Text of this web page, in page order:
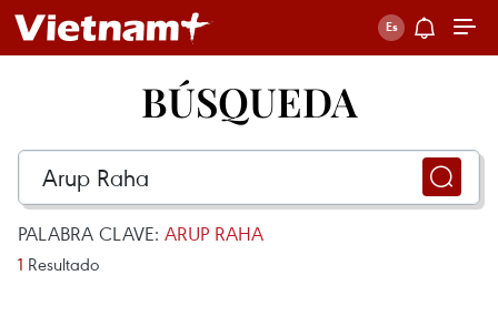
BÚSQUEDA
PALABRA CLAVE: ARUP RAHA
1 Resultado